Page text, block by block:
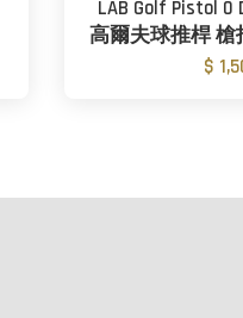
LAB Golf Pistol 0
高爾夫球推桿 槍
$